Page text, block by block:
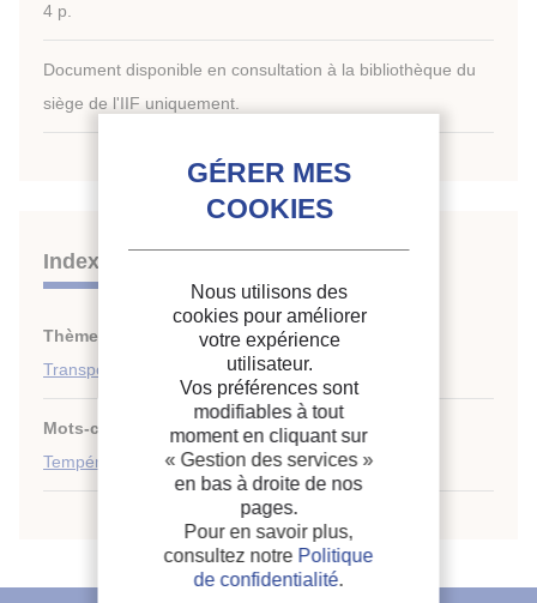
4 p.
Document disponible en consultation à la bibliothèque du
siège de l'IIF uniquement.
Indexation
Thèmes : Transport frigorifique : généralités
Transport routier
Mots-clés : Transport routier ;Transport frigorifique
Température
Finlande;Contrôle
Nous utilisons des
cookies pour améliorer
votre expérience
utilisateur.
Vos préférences sont
modifiables à tout
moment en cliquant sur
« Gestion des services »
en bas à droite de nos
pages.
Pour en savoir plus,
consultez notre Politique
de confidentialité.